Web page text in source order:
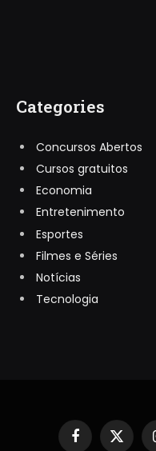
Categories
Concursos Abertos
Cursos gratuitos
Economia
Entretenimento
Esportes
Filmes e Séries
Notícias
Tecnologia
Facebook
X